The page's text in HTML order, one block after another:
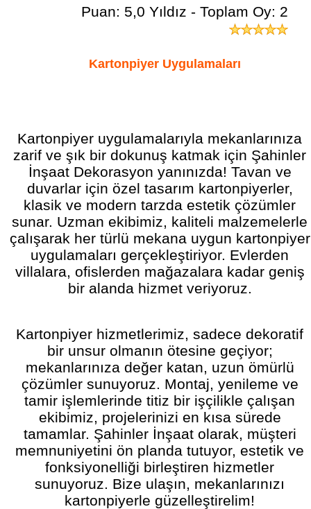
Puan: 5,0 Yıldız - Toplam Oy: 2
Kartonpiyer Uygulamaları
Kartonpiyer uygulamalarıyla mekanlarınıza
zarif ve şık bir dokunuş katmak için Şahinler
İnşaat Dekorasyon yanınızda! Tavan ve
duvarlar için özel tasarım kartonpiyerler,
klasik ve modern tarzda estetik çözümler
sunar. Uzman ekibimiz, kaliteli malzemelerle
çalışarak her türlü mekana uygun kartonpiyer
uygulamaları gerçekleştiriyor. Evlerden
villalara, ofislerden mağazalara kadar geniş
bir alanda hizmet veriyoruz.
Kartonpiyer hizmetlerimiz, sadece dekoratif
bir unsur olmanın ötesine geçiyor;
mekanlarınıza değer katan, uzun ömürlü
çözümler sunuyoruz. Montaj, yenileme ve
tamir işlemlerinde titiz bir işçilikle çalışan
ekibimiz, projelerinizi en kısa sürede
tamamlar. Şahinler İnşaat olarak, müşteri
memnuniyetini ön planda tutuyor, estetik ve
fonksiyonelliği birleştiren hizmetler
sunuyoruz. Bize ulaşın, mekanlarınızı
kartonpiyerle güzelleştirelim!